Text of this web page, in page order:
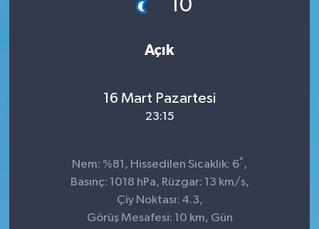
10
Açık
16 Mart Pazartesi
23:15
Nem: %81, Hissedilen Sıcaklık: 6° ,
Basınç: 1018 hPa, Rüzgar: 13 km/s,
Çiy Noktası: 4.3,
Görüş Mesafesi: 10 km, Gün